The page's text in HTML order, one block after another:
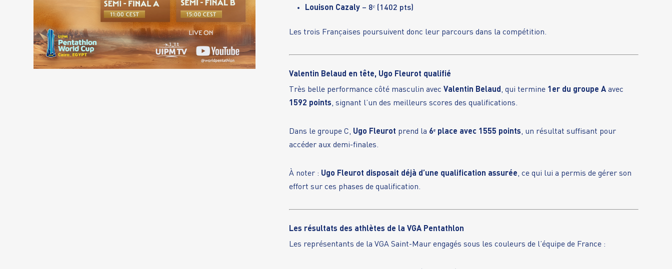
Louison Cazaly– 8ᵉ (1402 pts)
Les trois Françaises poursuivent donc leur parcours dans la compétition.
Valentin Belaud en tête, Ugo Fleurot qualifié
Très belle performance côté masculin avec Valentin Belaud , qui termine 1er du groupe Aavec
1592 points, signant l’un des meilleurs scores des qualifications.
Dans le groupe C, Ugo Fleurot prend la 6ᵉ place avec 1555 points, un résultat suffisant pour
accéder aux demi-finales.
À noter : Ugo Fleurot disposait déjà d’une qualification assurée, ce qui lui a permis de gérer son
effort sur ces phases de qualification.
Les résultats des athlètes de la VGA Pentathlon
Les représentants de la VGA Saint-Maur engagés sous les couleurs de l’équipe de France :